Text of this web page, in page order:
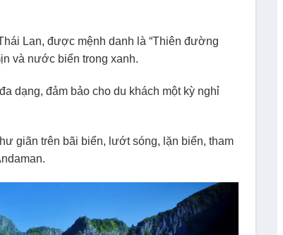
Lan, được mệnh danh là “Thiên đường
và nước biển trong xanh.
dạng, đảm bảo cho du khách một kỳ nghỉ
giãn trên bãi biển, lướt sóng, lặn biển, tham